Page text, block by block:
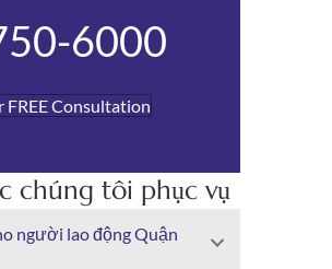
6000
FREE Consultation
chúng tôi phục vụ
người lao động Quận